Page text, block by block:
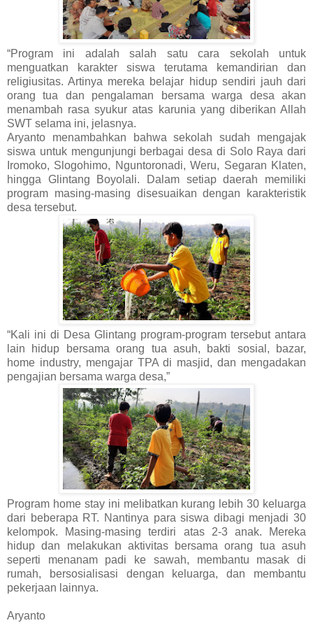
“Program ini adalah salah satu cara sekolah untuk
menguatkan karakter siswa terutama kemandirian dan
religiusitas. Artinya mereka belajar hidup sendiri jauh dari
orang tua dan pengalaman bersama warga desa akan
menambah rasa syukur atas karunia yang diberikan Allah
SWT selama ini, jelasnya.
Aryanto menambahkan bahwa sekolah sudah mengajak
siswa untuk mengunjungi berbagai desa di Solo Raya dari
Iromoko, Slogohimo, Nguntoronadi, Weru, Segaran Klaten,
hingga Glintang Boyolali. Dalam setiap daerah memiliki
program masing-masing disesuaikan dengan karakteristik
desa tersebut.
“Kali ini di Desa Glintang program-program tersebut antara
lain hidup bersama orang tua asuh, bakti sosial, bazar,
home industry, mengajar TPA di masjid, dan mengadakan
pengajian bersama warga desa,”
Program home stay ini melibatkan kurang lebih 30 keluarga
dari beberapa RT. Nantinya para siswa dibagi menjadi 30
kelompok. Masing-masing terdiri atas 2-3 anak. Mereka
hidup dan melakukan aktivitas bersama orang tua asuh
seperti menanam padi ke sawah, membantu masak di
rumah, bersosialisasi dengan keluarga, dan membantu
pekerjaan lainnya.
Aryanto